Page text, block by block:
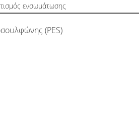
ενσωμάτωσης
(PES)